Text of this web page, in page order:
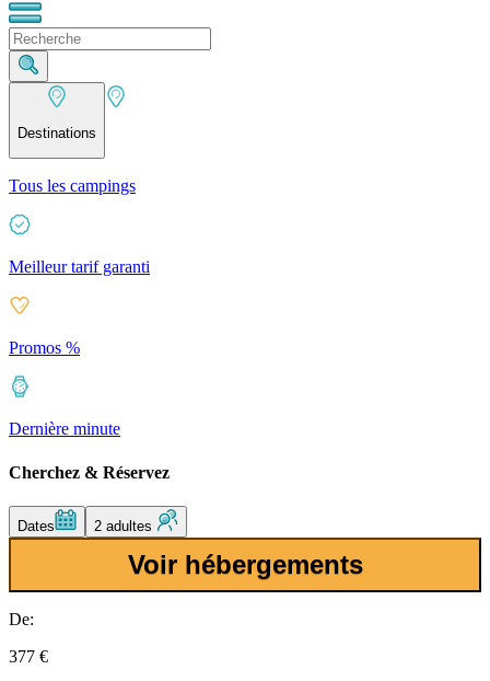
Destinations
Tous les campings
Meilleur tarif garanti
Promos %
Dernière minute
Cherchez & Réservez
Dates 2 adultes
Voir hébergements
De:
377 €